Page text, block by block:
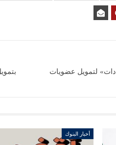
لتمويل عضويات
أخبار البنوك